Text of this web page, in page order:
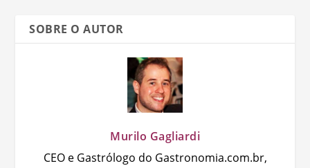
SOBRE O AUTOR
Murilo Gagliardi
CEO e Gastrólogo do Gastronomia.com.br,